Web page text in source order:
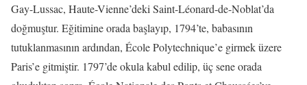
Gay-Lussac, Haute-Vienne’deki Saint-Léonard-de-Noblat’da
doğmuştur. Eğitimine orada başlayıp, 1794’te, babasının
tutuklanmasının ardından, École Polytechnique’e girmek üzere
Paris’e gitmiştir. 1797’de okula kabul edilip, üç sene orada